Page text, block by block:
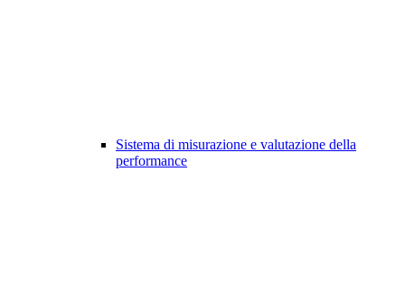
Sistema di misurazione e valutazione della
performance